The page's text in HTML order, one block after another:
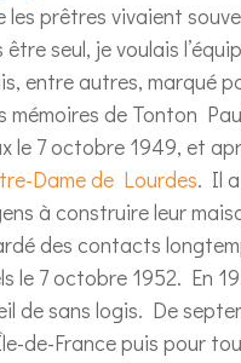
prêtres vivaient
seul, je voulais
entre autres, marqué
mémoires de Tonton
le 7 octobre 1949, et
Dame de Lourdes. Il
à construire leur
des contacts
7 octobre 1952. En
de sans logis. De
de-France puis pour